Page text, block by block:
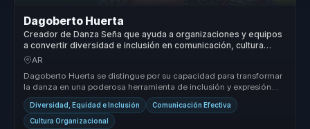
Dagoberto Huerta
Creador de Danza Seña que ayuda a organizaciones y equipos
a convertir diversidad e inclusión en comunicación, cultura
inclusiva y cohesión.
AR
Dagoberto Huerta se distingue por su capacidad para transformar
la danza en una poderosa herramienta de inclusión y expresión
cultural. S...
Diversidad, Equidad e Inclusión Comunicación Efectiva
Cultura Organizacional